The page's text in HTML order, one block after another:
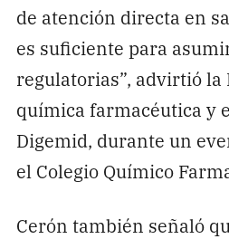
de atención directa en
es suficiente para
regulatorias”, advirtió la
química farmacéutica y
Digemid, durante un
el Colegio Químico
Cerón también señaló